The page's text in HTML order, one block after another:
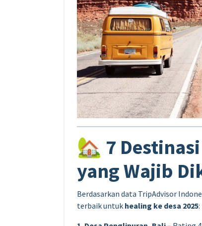
🏡 7
yang Wajib
Berdasarkan data TripAdvisor
terbaik untuk healing ke desa 2025: